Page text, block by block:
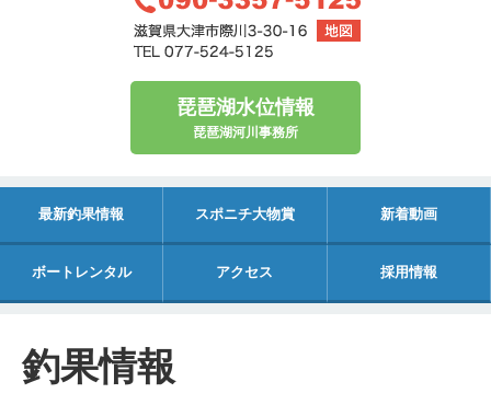
琵琶湖水位情報
琵琶湖河川事務所
最新釣果情報 スポニチ大物賞 新着動画
ボートレンタル アクセス 採用情報
釣果情報